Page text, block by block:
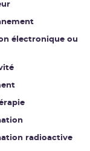
électronique ou
radioactive